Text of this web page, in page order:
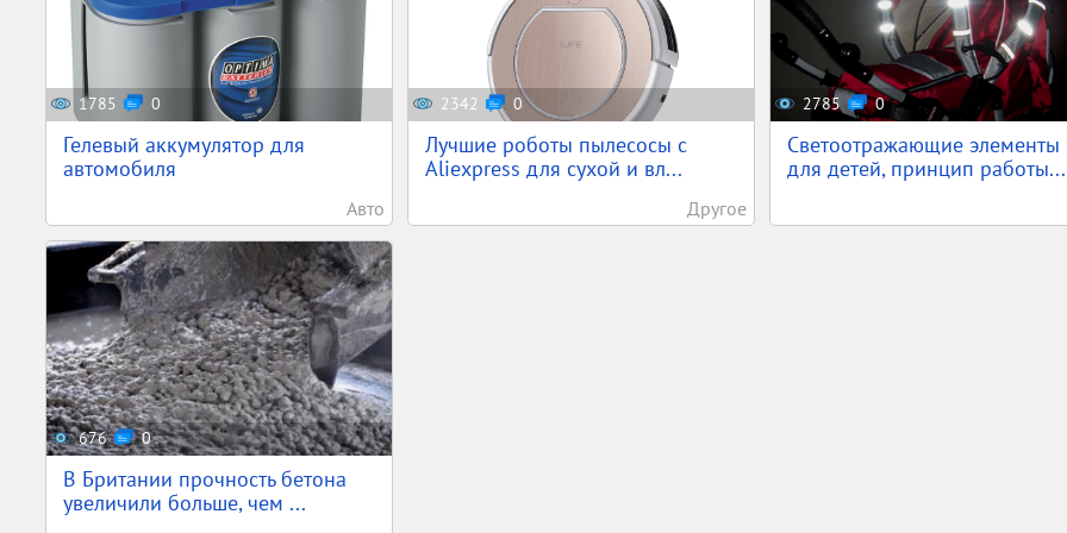
1785 0
Гелевый аккумулятор для
автомобиля
Авто
2342 0
Лучшие роботы пылесосы с
Aliexpress для сухой и вл...
Другое
2785 0
Светоотражающие элементы
для детей, принцип работы...
676 0
В Британии прочность бетона
увеличили больше, чем ...